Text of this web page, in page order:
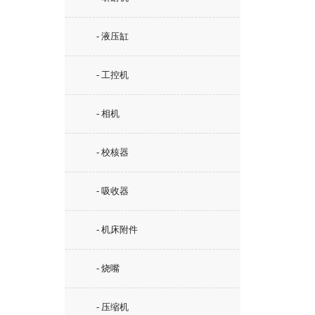
- 液压缸
- 工控机
- 相机
- 校核器
- 吸收器
- 机床附件
- 烧嘴
- 压缩机